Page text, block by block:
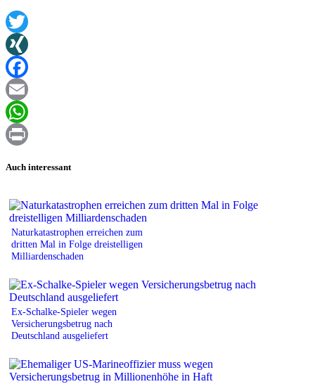
Twitter
XING
Facebook
Email
WhatsApp
Auch interessant
Naturkatastrophen erreichen zum
dritten Mal in Folge dreistelligen
Milliardenschaden
Ex-Schalke-Spieler wegen
Versicherungsbetrug nach
Deutschland ausgeliefert